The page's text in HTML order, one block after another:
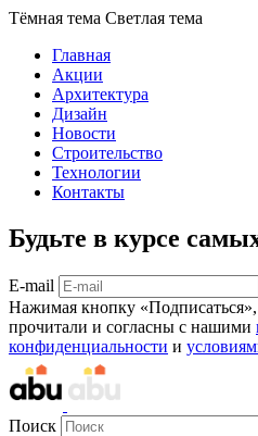
Тёмная тема Светлая тема
Главная
Акции
Архитектура
Дизайн
Новости
Строительство
Технологии
Контакты
Будьте в курсе
E-mail
Нажимая кнопку
прочитали и согласны с нашими
конфиденциальности и
Поиск